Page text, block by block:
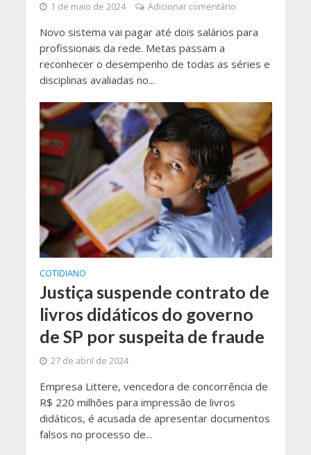
1 de maio de 2024 Adicionar comentário
Novo sistema vai pagar até dois salários para
profissionais da rede. Metas passam a
reconhecer o desempenho de todas as séries e
disciplinas avaliadas no...
COTIDIANO
Justiça suspende contrato de
livros didáticos do governo
de SP por suspeita de fraude
27 de abril de 2024
Empresa Littere, vencedora de concorrência de
R$ 220 milhões para impressão de livros
didáticos, é acusada de apresentar documentos
falsos no processo de...